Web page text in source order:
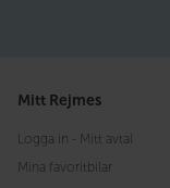
Mitt Rejmes
Logga in - Mitt avtal
Mina favoritbilar